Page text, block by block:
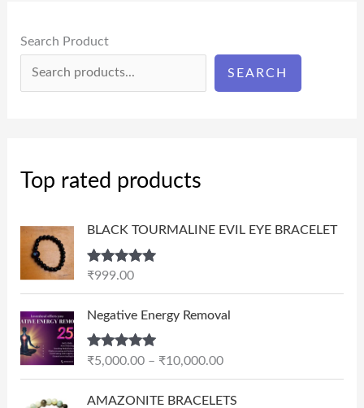
Search Product
SEARCH
Top rated products
BLACK TOURMALINE EVIL EYE BRACELET
Rated5.00
₹999.00
Negative Energy Removal
Rated5.00
₹5,000.00 – ₹10,000.00c
r
AMAZONITE BRACELETS